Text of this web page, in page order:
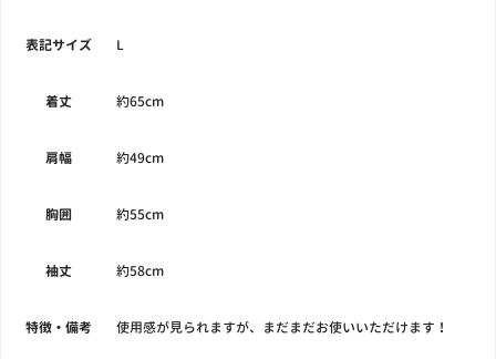
表記サイズ L
着丈 約65cm
肩幅 約49cm
胸囲 約55cm
袖丈 約58cm
特徴・備考 使用感が見られますが、まだまだお使いいただけます！